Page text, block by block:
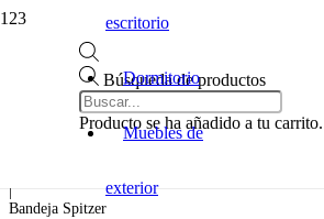
Búsqueda de productos
Producto se ha añadido a tu carrito.
escritorio
Dormitorio
Muebles de
exterior
|
Bandeja Spitzer